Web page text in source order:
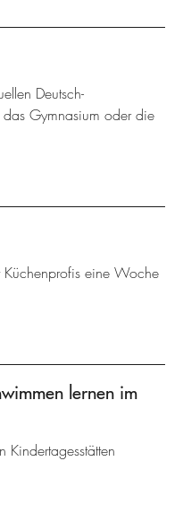
Deutsch-
Gymnasium oder die
eine Woche
lernen im
Kindertagesstätten